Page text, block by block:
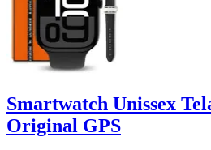
Smartwatch Unissex
Original GPS